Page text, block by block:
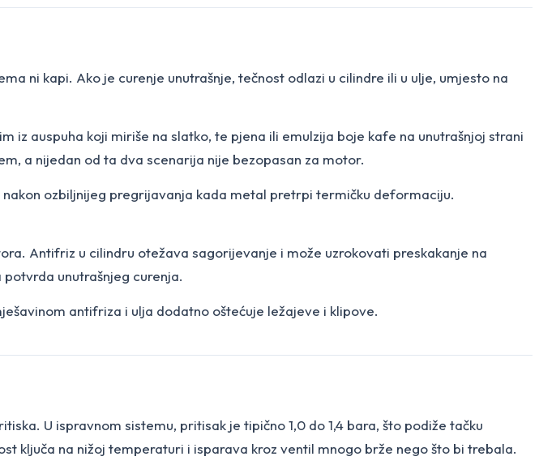
ni kapi. Ako je curenje unutrašnje, tečnost odlazi u cilindre ili u ulje, umjesto na
iz auspuha koji miriše na slatko, te pjena ili emulzija boje kafe na unutrašnjoj strani
a nijedan od ta dva scenarija nije bezopasan za motor.
ozbiljnijeg pregrijavanja kada metal pretrpi termičku deformaciju.
Antifriz u cilindru otežava sagorijevanje i može uzrokovati preskakanje na
unutrašnjeg curenja.
antifriza i ulja dodatno oštećuje ležajeve i klipove.
U ispravnom sistemu, pritisak je tipično 1,0 do 1,4 bara, što podiže tačku
ključa na nižoj temperaturi i isparava kroz ventil mnogo brže nego što bi trebala.